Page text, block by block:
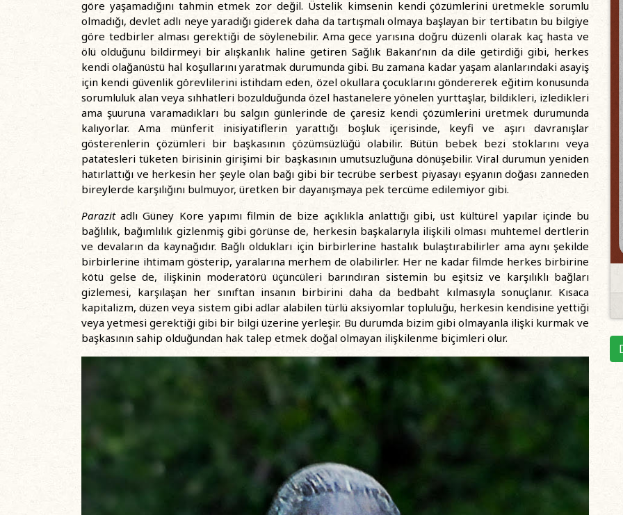
göre yaşamadığını tahmin etmek zor değil. Üstelik kimsenin kendi çözümlerini üretmekle sorumlu
olmadığı, devlet adlı neye yaradığı giderek daha da tartışmalı olmaya başlayan bir tertibatın bu bilgiye
göre tedbirler alması gerektiği de söylenebilir. Ama gece yarısına doğru düzenli olarak kaç hasta ve
ölü olduğunu bildirmeyi bir alışkanlık haline getiren Sağlık Bakanı’nın da dile getirdiği gibi, herkes
kendi olağanüstü hal koşullarını yaratmak durumunda gibi. Bu zamana kadar yaşam alanlarındaki asayiş
için kendi güvenlik görevlilerini istihdam eden, özel okullara çocuklarını göndererek eğitim konusunda
sorumluluk alan veya sıhhatleri bozulduğunda özel hastanelere yönelen yurttaşlar, bildikleri, izledikleri
ama şuuruna varamadıkları bu salgın günlerinde de çaresiz kendi çözümlerini üretmek durumunda
kalıyorlar. Ama münferit inisiyatiflerin yarattığı boşluk içerisinde, keyfi ve aşırı davranışlar
gösterenlerin çözümleri bir başkasının çözümsüzlüğü olabilir. Bütün bebek bezi stoklarını veya
patatesleri tüketen birisinin girişimi bir başkasının umutsuzluğuna dönüşebilir. Viral durumun yeniden
hatırlattığı ve herkesin her şeyle olan bağı gibi bir tecrübe serbest piyasayı eşyanın doğası zanneden
bireylerde karşılığını bulmuyor, üretken bir dayanışmaya pek tercüme edilemiyor gibi.
Parazitadlı Güney Kore yapımı filmin de bize açıklıkla anlattığı gibi, üst kültürel yapılar içinde bu
bağlılık, bağımlılık gizlenmiş gibi görünse de, herkesin başkalarıyla ilişkili olması muhtemel dertlerin
ve devaların da kaynağıdır. Bağlı oldukları için birbirlerine hastalık bulaştırabilirler ama aynı şekilde
birbirlerine ihtimam gösterip, yaralarına merhem de olabilirler. Her ne kadar filmde herkes birbirine
kötü gelse de, ilişkinin moderatörü üçüncüleri barındıran sistemin bu eşitsiz ve karşılıklı bağları
gizlemesi, karşılaşan her sınıftan insanın birbirini daha da bedbaht kılmasıyla sonuçlanır. Kısaca
kapitalizm, düzen veya sistem gibi adlar alabilen türlü aksiyomlar topluluğu, herkesin kendisine yettiği
veya yetmesi gerektiği gibi bir bilgi üzerine yerleşir. Bu durumda bizim gibi olmayanla ilişki kurmak ve
başkasının sahip olduğundan hak talep etmek doğal olmayan ilişkilenme biçimleri olur.